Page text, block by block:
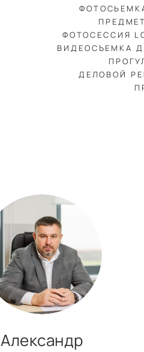
ФОТОСЕССИЯ
ВИДЕОСЪЕМКА
ДЕЛОВОЙ
Александр